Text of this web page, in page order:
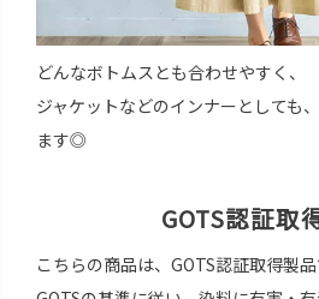
どんなボトムスとも合わせやすく、
ジャケットなどのインナーとしても
ます◎
GOTS認証取
こちらの商品は、GOTS認証取得製品